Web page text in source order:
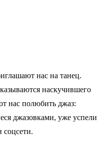
нас на танец.
наскучившего
нас полюбить джаз:
джазовками, уже успели
соцсети.